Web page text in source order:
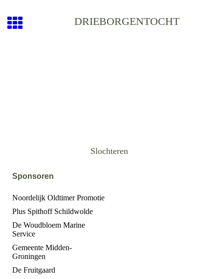
DRIEBORGENTOCHT
Slochteren
Sponsoren
Noordelijk Oldtimer Promotie
Plus Spithoff Schildwolde
De Woudbloem Marine
Service
Gemeente Midden-
Groningen
De Fruitgaard